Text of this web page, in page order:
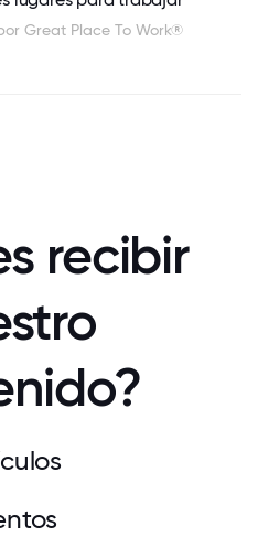
Great Place To Work®
recibir